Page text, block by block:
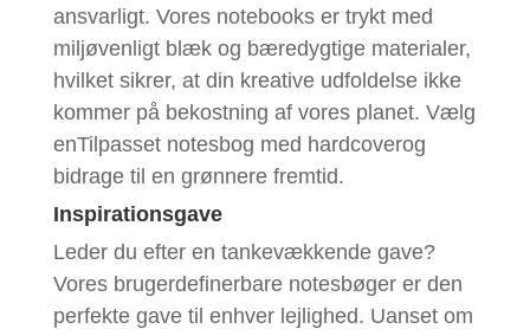
ansvarligt. Vores notebooks er trykt med
miljøvenligt blæk og bæredygtige materialer,
hvilket sikrer, at din kreative udfoldelse ikke
kommer på bekostning af vores planet. Vælg
enTilpasset notesbog med hardcoverog
bidrage til en grønnere fremtid.
Inspirationsgave
Leder du efter en tankevækkende gave?
Vores brugerdefinerbare notesbøger er den
perfekte gave til enhver lejlighed. Uanset om